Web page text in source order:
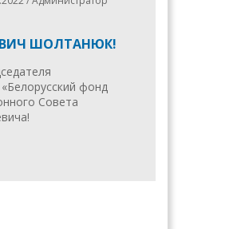
ШОЛТАНЮК!
фонд
Совета